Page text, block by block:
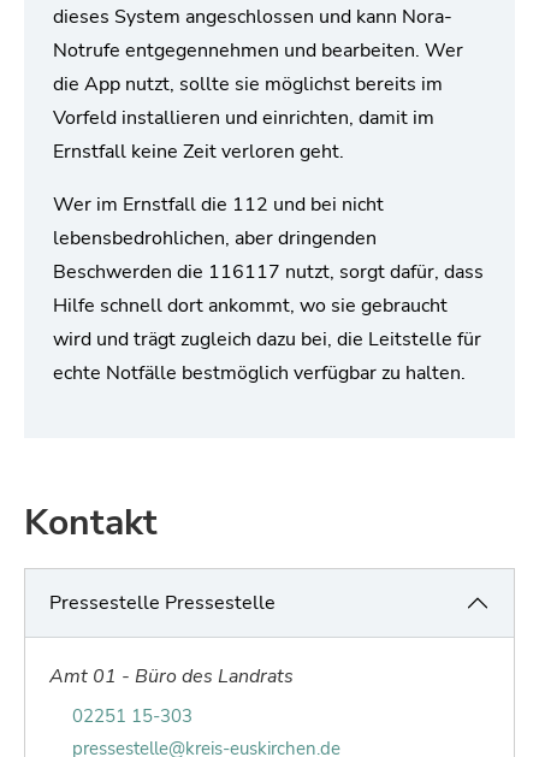
dieses System angeschlossen und kann Nora-
Notrufe entgegennehmen und bearbeiten. Wer
die App nutzt, sollte sie möglichst bereits im
Vorfeld installieren und einrichten, damit im
Ernstfall keine Zeit verloren geht.
Wer im Ernstfall die 112 und bei nicht
lebensbedrohlichen, aber dringenden
Beschwerden die 116117 nutzt, sorgt dafür, dass
Hilfe schnell dort ankommt, wo sie gebraucht
wird und trägt zugleich dazu bei, die Leitstelle für
echte Notfälle bestmöglich verfügbar zu halten.
Kontakt
Pressestelle Pressestelle
Amt 01 - Büro des Landrats
02251 15-303Telefonnummer von Pressestelle
E-Mail von Pressestelle Pressestelle:
pressestelle@kreis-euskirchen.de